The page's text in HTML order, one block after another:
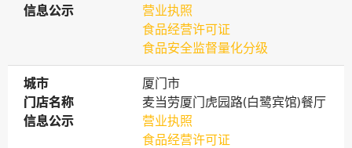
信息公示
信息公示
营业执照
食品经营许可证
食品安全监督量化分级
城市
城市
厦门市
门店名称
门店名称
麦当劳厦门虎园路(白鹭宾馆)餐厅
信息公示
信息公示
营业执照
食品经营许可证